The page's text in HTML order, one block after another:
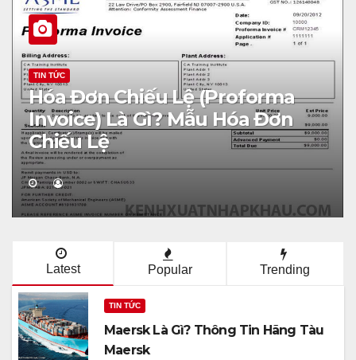
TIN TỨC
Hóa Đơn Chiếu Lệ (Proforma
Invoice) Là Gì? Mẫu Hóa Đơn
Chiếu Lệ
Latest Popular Trending
TIN TỨC
Maersk Là Gì? Thông Tin Hãng Tàu
Maersk